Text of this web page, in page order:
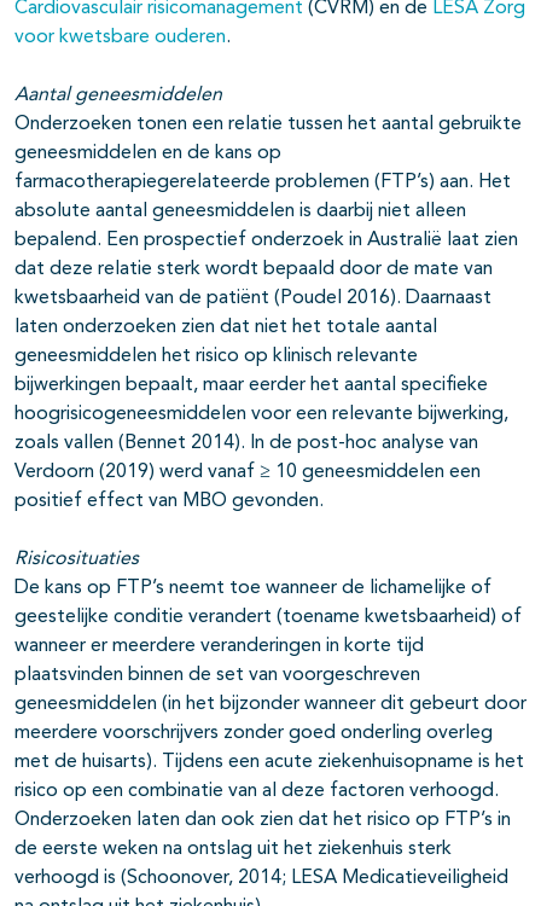
Cardiovasculair risicomanagement (CVRM) en de LESA Zorg
voor kwetsbare ouderen.
Aantal geneesmiddelen
Onderzoeken tonen een relatie tussen het aantal gebruikte
geneesmiddelen en de kans op
farmacotherapiegerelateerde problemen (FTP’s) aan. Het
absolute aantal geneesmiddelen is daarbij niet alleen
bepalend. Een prospectief onderzoek in Australië laat zien
dat deze relatie sterk wordt bepaald door de mate van
kwetsbaarheid van de patiënt (Poudel 2016). Daarnaast
laten onderzoeken zien dat niet het totale aantal
geneesmiddelen het risico op klinisch relevante
bijwerkingen bepaalt, maar eerder het aantal specifieke
hoogrisicogeneesmiddelen voor een relevante bijwerking,
zoals vallen (Bennet 2014). In de post-hoc analyse van
Verdoorn (2019) werd vanaf ≥ 10 geneesmiddelen een
positief effect van MBO gevonden.
Risicosituaties
De kans op FTP’s neemt toe wanneer de lichamelijke of
geestelijke conditie verandert (toename kwetsbaarheid) of
wanneer er meerdere veranderingen in korte tijd
plaatsvinden binnen de set van voorgeschreven
geneesmiddelen (in het bijzonder wanneer dit gebeurt door
meerdere voorschrijvers zonder goed onderling overleg
met de huisarts). Tijdens een acute ziekenhuisopname is het
risico op een combinatie van al deze factoren verhoogd.
Onderzoeken laten dan ook zien dat het risico op FTP’s in
de eerste weken na ontslag uit het ziekenhuis sterk
verhoogd is (Schoonover, 2014; LESA Medicatieveiligheid